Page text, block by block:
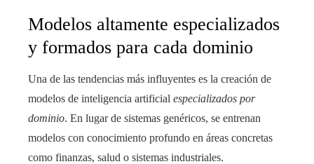
Modelos altamente especializados
y formados para cada dominio
Una de las tendencias más influyentes es la creación de
modelos de inteligencia artificial especializados por
dominio. En lugar de sistemas genéricos, se entrenan
modelos con conocimiento profundo en áreas concretas
como finanzas, salud o sistemas industriales.